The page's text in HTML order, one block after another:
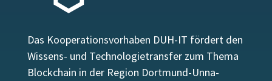
Das Kooperationsvorhaben DUH-IT fördert den
Wissens- und Technologietransfer zum Thema
Blockchain in der Region Dortmund-Unna-